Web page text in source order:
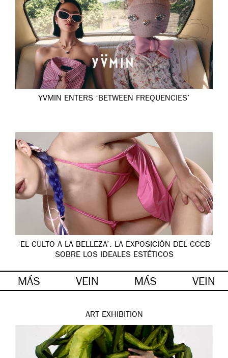
YVMIN ENTERS ‘BETWEEN FREQUENCIES’
‘EL CULTO A LA BELLEZA’: LA EXPOSICIÓN DEL CCCB
SOBRE LOS IDEALES ESTÉTICOS
MÁS VEIN MÁS VEIN
ART EXHIBITION